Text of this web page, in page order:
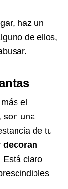
haz un
de ellos,
el
son una
de tu
decoran
Está claro